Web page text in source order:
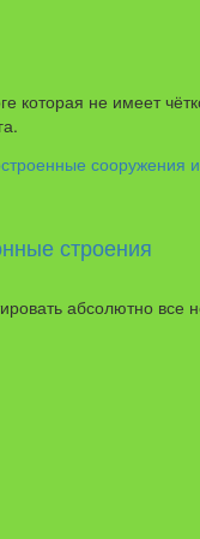
которая не имеет
строения
абсолютно